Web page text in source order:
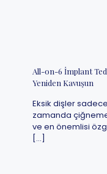
All-on-6 İmplant
Yeniden Kavuşun
Eksik dişler
zamanda
ve en önemlisi
[…]